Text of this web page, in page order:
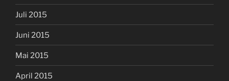
Juli 2015
Juni 2015
Mai 2015
April 2015